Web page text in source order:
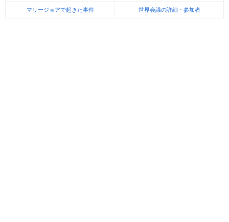
マリージョアで起きた事件 世界会議の詳細・参加者